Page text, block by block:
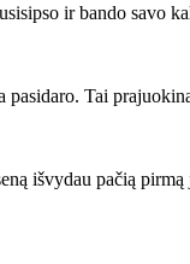
ir bando savo
Tai
išvydau pačią